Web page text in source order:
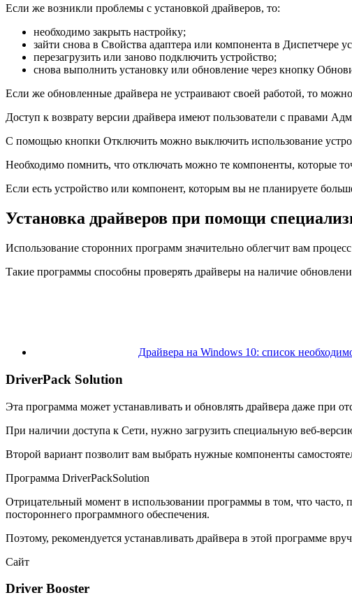
Если же возникли проблемы с установкой драйверов, то:
необходимо закрыть настройку;
зайти снова в Свойства адаптера или компонента в Диспетчере
перезагрузить или заново подключить устройство;
снова выполнить установку или обновление через кнопку
Если же обновленные драйвера не устраивают своей работой, то
Доступ к возврату версии драйвера имеют пользователи с правами
С помощью кнопки Отключить можно выключить использование
Необходимо помнить, что отключать можно те компоненты, которые
Если есть устройство или компонент, которым вы не планируете
Установка драйверов при помощи
Использование сторонних программ значительно облегчит вам
Такие программы способны проверять драйверы на наличие
Драйвера на Windows 10: список
DriverPack Solution
Эта программа может устанавливать и обновлять драйвера даже при
При наличии доступа к Сети, нужно загрузить специальную веб-
Второй вариант позволит вам выбрать нужные компоненты
Программа DriverPackSolution
Отрицательный момент в использовании программы в том, что часто,
постороннего программного обеспечения.
Поэтому, рекомендуется устанавливать драйвера в этой программе
Сайт
Driver Booster